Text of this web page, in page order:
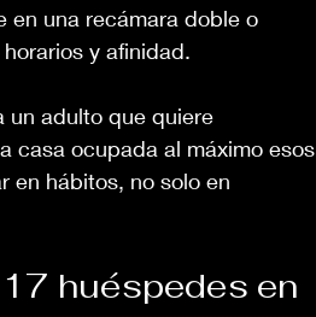
en una recámara doble o
y afinidad.
un adulto que quiere
casa ocupada al máximo esos
en hábitos, no solo en
huéspedes en